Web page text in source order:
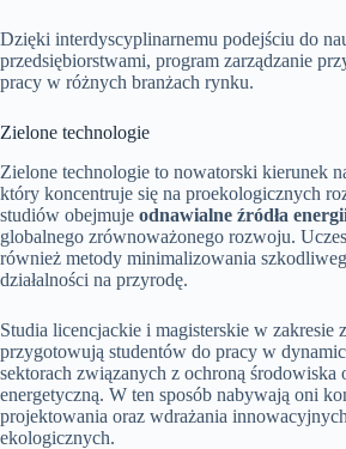
Dzięki interdyscyplinarnemu podejściu do
przedsiębiorstwami, program zarządzanie
pracy w różnych branżach rynku.
Zielone technologie
Zielone technologie to nowatorski kierunek
który koncentruje się na proekologicznych
studiów obejmuje odnawialne źródła
globalnego zrównoważonego rozwoju.
również metody minimalizowania
działalności na przyrodę.
Studia licencjackie i magisterskie w zakresie
przygotowują studentów do pracy w
sektorach związanych z ochroną środowiska
energetyczną. W ten sposób nabywają oni
projektowania oraz wdrażania
ekologicznych.